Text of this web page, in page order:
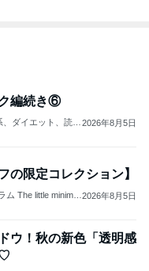
編続き⑥
ダイエット、読本 2026年8月5日
の限定コレクション】
The little minimali 2026年8月5日
ウ！秋の新色「透明感
♡